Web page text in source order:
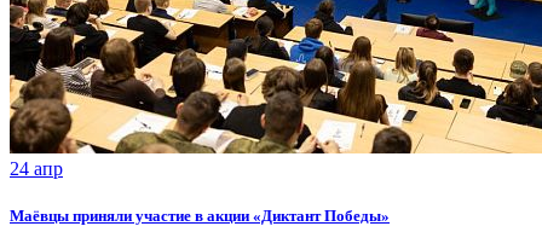
24 апр
Маёвцы приняли участие в акции «Диктант Победы»